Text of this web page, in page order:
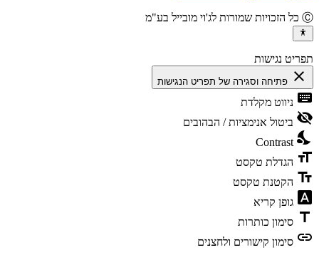
נגישות
פתיחה וסגירה של תפריט הנגישות
ניווט מקלדת
ביטול אנימציות / הבהובים
Contrast
הגדלת טקסט
הקטנת טקסט
גופן קריא
סימון כותרות
סימון קישורים ולחצנים